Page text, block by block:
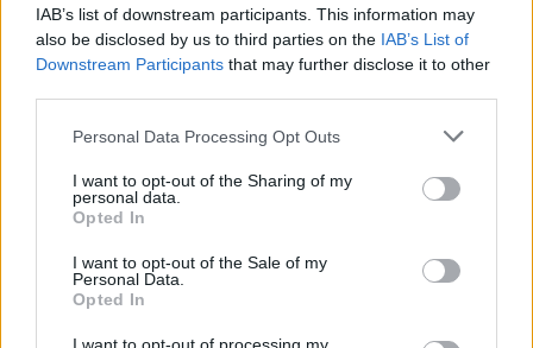
IAB’s list of downstream participants. This information may
also be disclosed by us to third parties on the IAB’s List of
Downstream Participants that may further disclose it to other
Please note that this website/app uses one or more Google
not limited to your visit or usage behaviour. You may click to
grant or deny consent to Google and its third-party tags to
use your data for below specified purposes in below Google
consent section.
Personal Data Processing Opt Outs
I want to opt-out of the Sharing of my
personal data.
Opted In
I want to opt-out of the Sale of my
Personal Data.
Opted In
NaBežigrajski cesti v Celjuje bilo vlomljeno v osebni
gotovine.
Vir: PU Celje